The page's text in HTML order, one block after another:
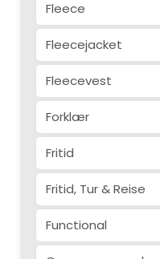
Fleece
Fleecejacket
Fleecevest
Forklær
Fritid
Fritid, Tur & Reise
Functional